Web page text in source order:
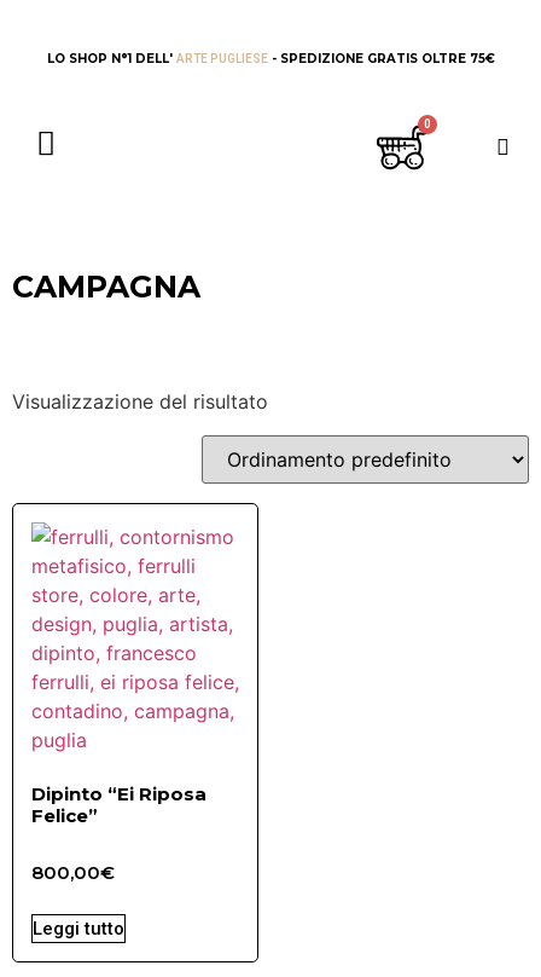
LO SHOP N°1 DELL' ARTE PUGLIESE - SPEDIZIONE GRATIS OLTRE 75€
CAMPAGNA
Visualizzazione del risultato
Dipinto “Ei Riposa
Felice”
800,00€
Leggi tutto